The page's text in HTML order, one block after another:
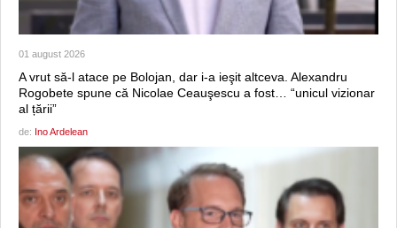
01 august 2026
A vrut să-l atace pe Bolojan, dar i-a ieşit altceva. Alexandru
Rogobete spune că Nicolae Ceauşescu a fost… “unicul vizionar
al țării”
de: Ino Ardelean